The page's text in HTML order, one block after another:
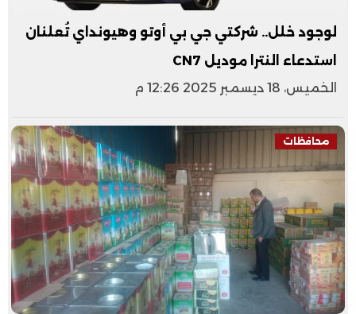
لوجود خلل.. شركتي جي بي أوتو وهيونداي تُعلنان
استدعاء النترا موديل CN7
الخميس، 18 ديسمبر 2025 12:26 م
محافظات